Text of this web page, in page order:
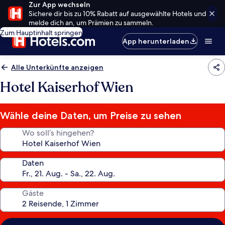
Zur App wechseln
Sichere dir bis zu 10% Rabatt auf ausgewählte Hotels und
melde dich an, um Prämien zu sammeln.
Zum Hauptinhalt springen
App herunterladen
Alle Unterkünfte anzeigen
Hotel Kaiserhof Wien
Wähle deine Daten, um Preise zu sehen
Wo soll’s hingehen?
Daten
Gäste